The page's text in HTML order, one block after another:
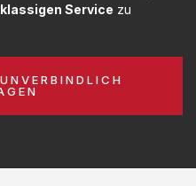
Service zu